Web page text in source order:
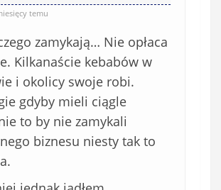
temu
zamykają… Nie opłaca
Kilkanaście kebabów w
i okolicy swoje robi.
gdyby mieli ciągle
to by nie zamykali
biznesu niesty tak to